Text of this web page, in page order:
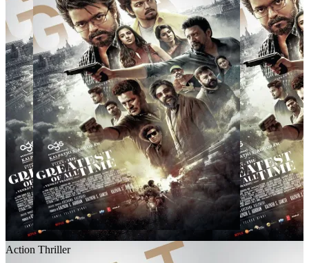
Action Thriller